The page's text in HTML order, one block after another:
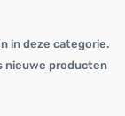
in deze categorie.
nieuwe producten